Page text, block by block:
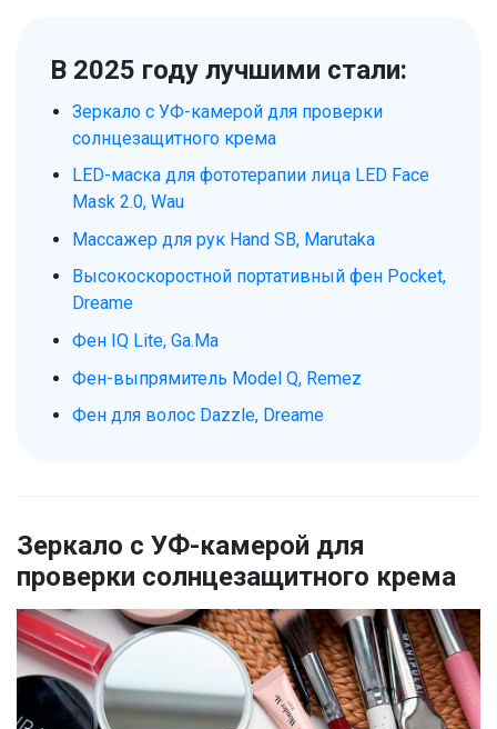
В 2025 году лучшими стали:
Зеркало с УФ-камерой для проверки
солнцезащитного крема
LED-маска для фототерапии лица LED Face
Mask 2.0, Wau
Массажер для рук Hand SB, Marutaka
Высокоскоростной портативный фен Pocket,
Dreame
Фен IQ Lite, Ga.Ma
Фен-выпрямитель Model Q, Remez
Фен для волос Dazzle, Dreame
Зеркало с УФ-камерой для
проверки солнцезащитного крема